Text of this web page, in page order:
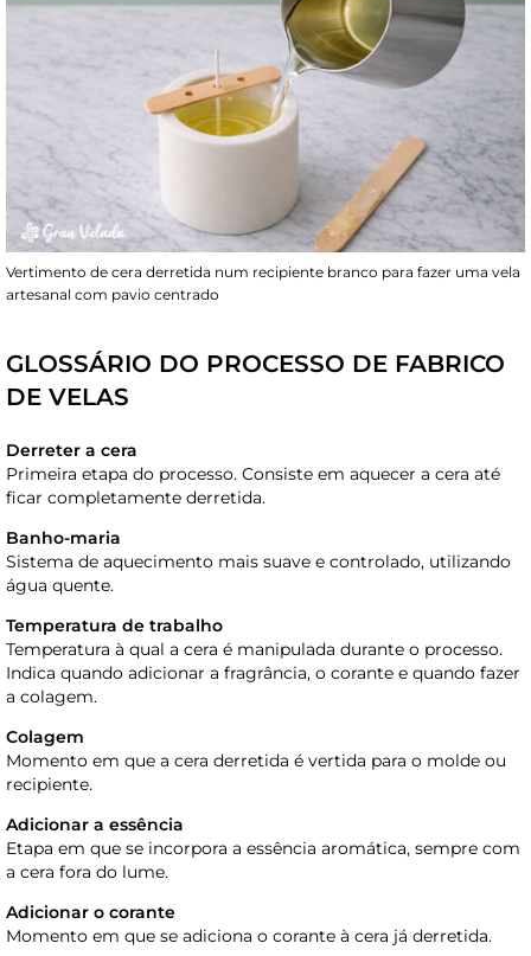
Vertimento de cera derretida num recipiente branco para fazer uma vela
artesanal com pavio centrado
GLOSSÁRIO DO PROCESSO DE FABRICO
DE VELAS
Derreter a cera
Primeira etapa do processo. Consiste em aquecer a cera até
ficar completamente derretida.
Banho-maria
Sistema de aquecimento mais suave e controlado, utilizando
água quente.
Temperatura de trabalho
Temperatura à qual a cera é manipulada durante o processo.
Indica quando adicionar a fragrância, o corante e quando fazer
a colagem.
Colagem
Momento em que a cera derretida é vertida para o molde ou
recipiente.
Adicionar a essência
Etapa em que se incorpora a essência aromática, sempre com
a cera fora do lume.
Adicionar o corante
Momento em que se adiciona o corante à cera já derretida.